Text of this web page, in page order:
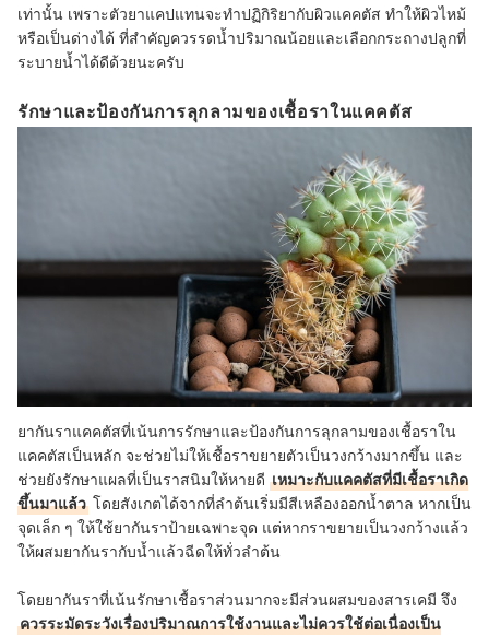
เท่านั้น เพราะตัวยาแคปแทนจะทำปฏิกิริยากับผิวแคคตัส ทำให้ผิวไหม้
หรือเป็นด่างได้ ที่สำคัญควรรดน้ำปริมาณน้อยและเลือกกระถางปลูกที่
ระบายน้ำได้ดีด้วยนะครับ
รักษาและป้องกันการลุกลามของเชื้อราในแคคตัส
ยากันราแคคตัสที่เน้นการรักษาและป้องกันการลุกลามของเชื้อราใน
แคคตัสเป็นหลัก จะช่วยไม่ให้เชื้อราขยายตัวเป็นวงกว้างมากขึ้น และ
ช่วยยังรักษาแผลที่เป็นราสนิมให้หายดี เหมาะกับแคคตัสที่มีเชื้อราเกิด
ขึ้นมาแล้ว โดยสังเกตได้จากที่ลำต้นเริ่มมีสีเหลืองออกน้ำตาล หากเป็น
จุดเล็ก ๆ ให้ใช้ยากันราป้ายเฉพาะจุด แต่หากราขยายเป็นวงกว้างแล้ว
ให้ผสมยากันรากับน้ำแล้วฉีดให้ทั่วลำต้น
โดยยากันราที่เน้นรักษาเชื้อราส่วนมากจะมีส่วนผสมของสารเคมี จึง
ควรระมัดระวังเรื่องปริมาณการใช้งานและไม่ควรใช้ต่อเนื่องเป็น